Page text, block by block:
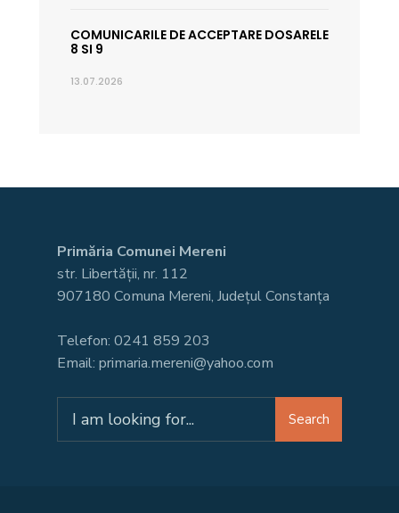
COMUNICARILE DE ACCEPTARE DOSARELE
8 SI 9
13.07.2026
Primăria Comunei Mereni
str. Libertății, nr. 112
907180 Comuna Mereni, Județul Constanța
Telefon: 0241 859 203
Email: primaria.mereni@yahoo.com
for:
Search